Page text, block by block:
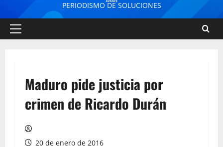
PERIODISMO DE SOLUCIONES
Maduro pide justicia por
crimen de Ricardo Durán
20 de enero de 2016